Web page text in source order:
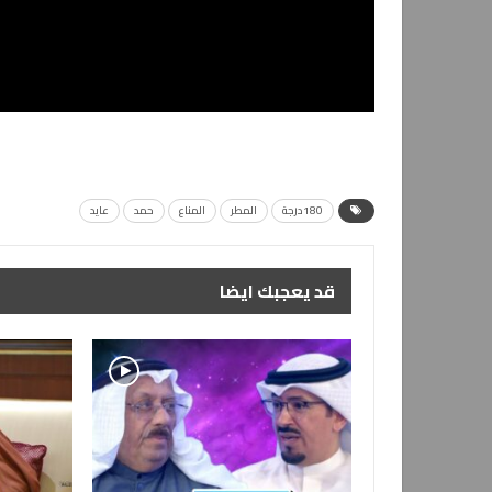
180درجة المطر المناع حمد عايد
قد يعجبك ايضا